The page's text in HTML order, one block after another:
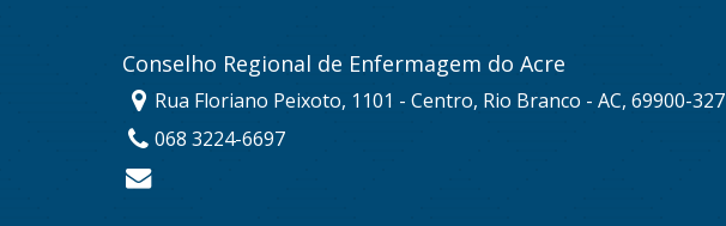
Conselho Regional de Enfermagem do Acre
Rua Floriano Peixoto, 1101 - Centro, Rio Branco - AC, 69900-327
068 3224-6697